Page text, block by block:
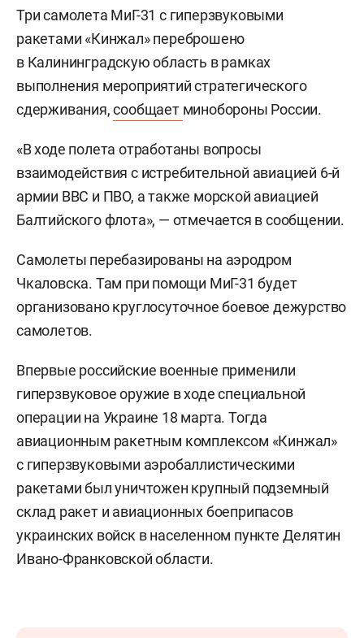
Три самолета МиГ-31 с гиперзвуковыми
ракетами «Кинжал» переброшено
в Калининградскую область в рамках
выполнения мероприятий стратегического
сдерживания,сообщает минобороны России.
«В ходе полета отработаны вопросы
взаимодействия с истребительной авиацией 6-й
армии ВВС и ПВО, а также морской авиацией
Балтийского флота», — отмечается в сообщении.
Самолеты перебазированы на аэродром
Чкаловска. Там при помощи МиГ-31 будет
организовано круглосуточное боевое дежурство
самолетов.
Впервые российские военные применили
гиперзвуковое оружие в ходе специальной
операции на Украине 18 марта. Тогда
авиационным ракетным комплексом «Кинжал»
с гиперзвуковыми аэробаллистическими
ракетами был уничтожен крупный подземный
склад ракет и авиационных боеприпасов
украинских войск в населенном пункте Делятин
Ивано-Франковской области.